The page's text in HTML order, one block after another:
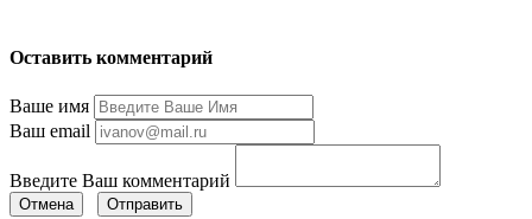
Оставить комментарий
Ваше имя
Ваш email
Введите Ваш комментарий
Отмена Отправить